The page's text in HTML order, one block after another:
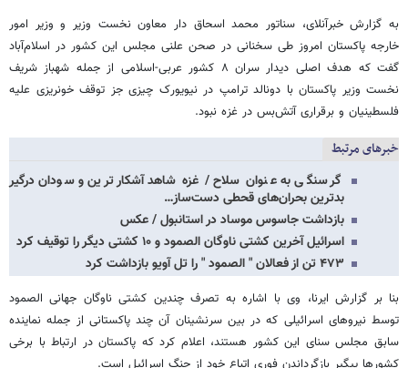
به گزارش خبرآنلای، سناتور محمد اسحاق دار معاون نخست وزیر و وزیر امور
خارجه پاکستان امروز طی سخنانی در صحن علنی مجلس این کشور در اسلام‌آباد
گفت که هدف اصلی دیدار سران ۸ کشور عربی-اسلامی از جمله شهباز شریف
نخست وزیر پاکستان با دونالد ترامپ در نیویورک چیزی جز توقف خونریزی علیه
فلسطینیان و برقراری آتش‌بس در غزه نبود.
خبرهای مرتبط
گرسنگی به عنوان سلاح / غزه شاهد آشکارترین و سودان درگیر
بدترین بحران‌های قحطی دست‌ساز…
بازداشت جاسوس موساد در استانبول / عکس
اسرائیل آخرین کشتی ناوگان الصمود و ۱۰ کشتی دیگر را توقیف کرد
۴۷۳ تن از فعالان " الصمود " را تل آویو بازداشت کرد
بنا بر گزارش ایرنا، وی با اشاره به تصرف چندین کشتی ناوگان جهانی الصمود
توسط نیروهای اسرائیلی که در بین سرنشینان آن چند پاکستانی از جمله نماینده
سابق مجلس سنای این کشور هستند، اعلام کرد که پاکستان در ارتباط با برخی